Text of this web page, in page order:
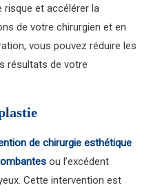
risque et accélérer la
de votre chirurgien et en
vous pouvez réduire les
résultats de votre
de chirurgie esthétique
ou l’excédent
Cette intervention est